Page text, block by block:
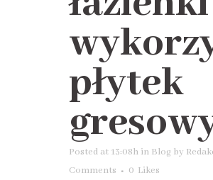
płytek
Posted at 13:08h in Blog by
Comments
0 Likes